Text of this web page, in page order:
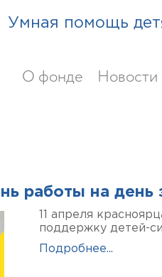
Умная помощь
О фонде Новости
работы на день
11 апреля
поддержку детей-
Подробнее...